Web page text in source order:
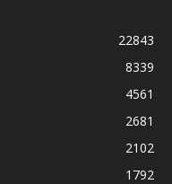
22843
8339
4561
2681
2102
1792